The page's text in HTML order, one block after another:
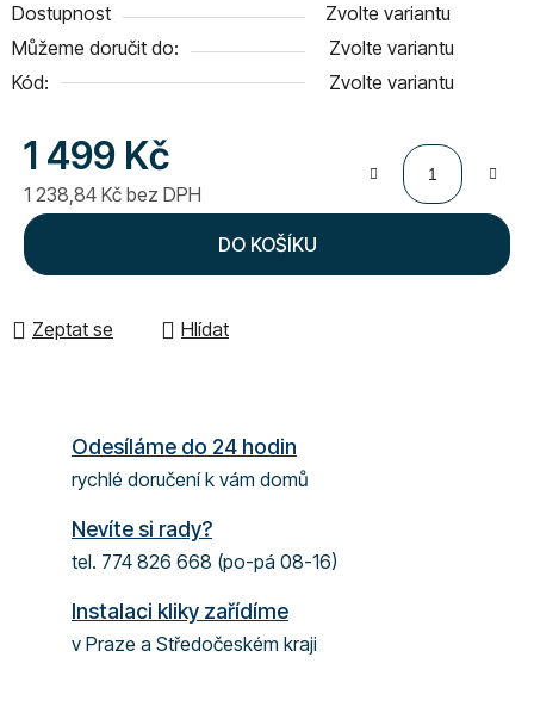
Dostupnost
Zvolte variantu
Můžeme doručit do:
Zvolte variantu
Kód:
Zvolte variantu
1 499 Kč
1 238,84 Kč bez DPH
Měrná cena:
DO KOŠÍKU
Zeptat se Hlídat
Odesíláme do 24 hodin
rychlé doručení k vám domů
Nevíte si rady?
tel. 774 826 668 (po-pá 08-16)
Instalaci kliky zařídíme
v Praze a Středočeském kraji